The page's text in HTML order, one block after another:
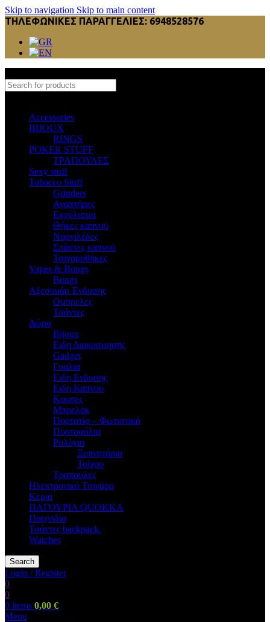
Skip to navigation Skip to main content
ΤΗΛΕΦΩΝΙΚΕΣ ΠΑΡΑΓΓΕΛΙΕΣ: 6948528576
Accessories
BIJOUX
RINGS
POKER STUFF
ΤΡΑΠΟΥΛΕΣ
Sexy stuff
Tobacco Stuff
Grinders
Αναπτήρες
Εκχύλισμα
Θήκες καπνού
Ναργιλέδες
Σπάστες καπνού
Τσιγαροθήκες
Vapes & Bongs
Bongs
Αξεσουάρ Ένδυσης
Oμπρελες
Τσάντες
Δώρα
Bijoux
Eιδη Διακοσμησης
Gadget
Γυαλια
Ειδη Ενδυσης
Ειδη Καπνου
Κουπες
Μπρελόκ
Πορτατίφ – Φωτιστικά
Πορτοφόλια
Ρολόγια
Ξυπνητήρια
Τοίχου
Τραπουλες
Ηλεκτρονικό Τσιγάρο
Κερια
ΠΑΓΟΥΡΙΑ QUOKKA
Παιχνιδια
Τσάντες backpack.
Watches
Search
Login / Register
0
0
0 items 0,00 €
Menu